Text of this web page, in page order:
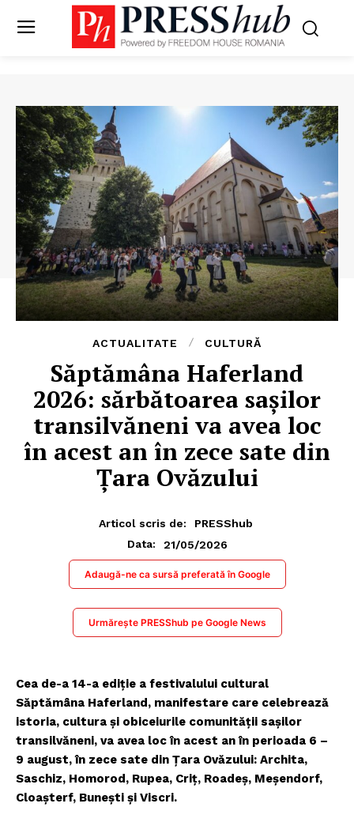
ACTUALITATE CULTURĂ
Săptămâna Haferland
2026: sărbătoarea sașilor
transilvăneni va avea loc
în acest an în zece sate din
Țara Ovăzului
Articol scris de:
PRESShub
Data:
21/05/2026
Adaugă-ne ca sursă preferată în Google
Urmărește PRESShub pe Google News
Cea de-a 14-a ediție a festivalului cultural
Săptămâna Haferland, manifestare care celebrează
istoria, cultura și obiceiurile comunității sașilor
transilvăneni, va avea loc în acest an în perioada 6 –
9 august, în zece sate din Țara Ovăzului: Archita,
Saschiz, Homorod, Rupea, Criț, Roadeș, Meșendorf,
Cloașterf, Bunești și Viscri.